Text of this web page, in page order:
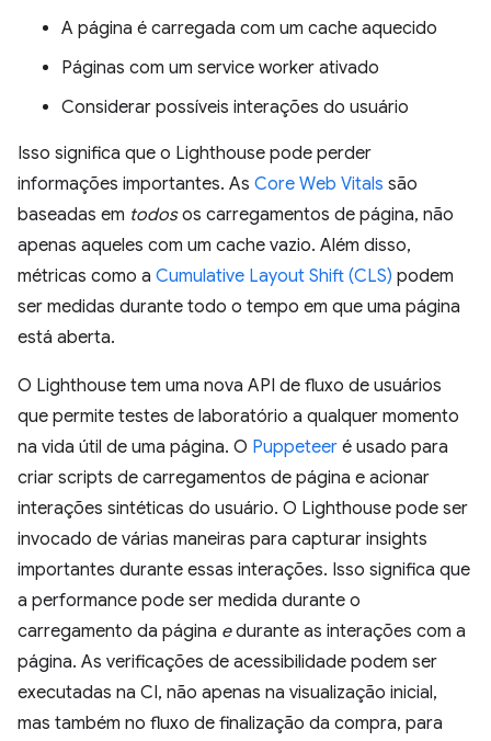
A página é carregada com um cache aquecido
Páginas com um service worker ativado
Considerar possíveis interações do usuário
Isso significa que o Lighthouse pode perder
informações importantes. As Core Web Vitals são
baseadas em todosos carregamentos de página, não
apenas aqueles com um cache vazio. Além disso,
métricas como a Cumulative Layout Shift (CLS) podem
ser medidas durante todo o tempo em que uma página
está aberta.
O Lighthouse tem uma nova API de fluxo de usuários
que permite testes de laboratório a qualquer momento
na vida útil de uma página. O Puppeteer é usado para
criar scripts de carregamentos de página e acionar
interações sintéticas do usuário. O Lighthouse pode ser
invocado de várias maneiras para capturar insights
importantes durante essas interações. Isso significa que
a performance pode ser medida durante o
carregamento da página edurante as interações com a
página. As verificações de acessibilidade podem ser
executadas na CI, não apenas na visualização inicial,
mas também no fluxo de finalização da compra, para